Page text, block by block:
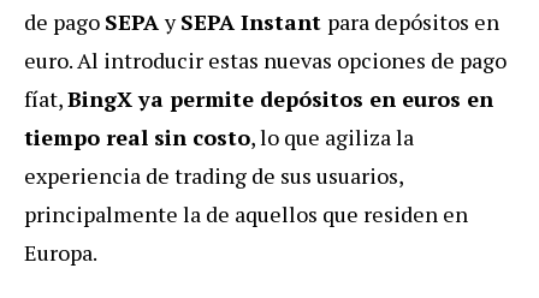
de pago SEPAySEPA Instant para depósitos en
euro. Al introducir estas nuevas opciones de pago
fíat,BingX ya permite depósitos en euros en
tiempo real sin costo, lo que agiliza la
experiencia de trading de sus usuarios,
principalmente la de aquellos que residen en
Europa.